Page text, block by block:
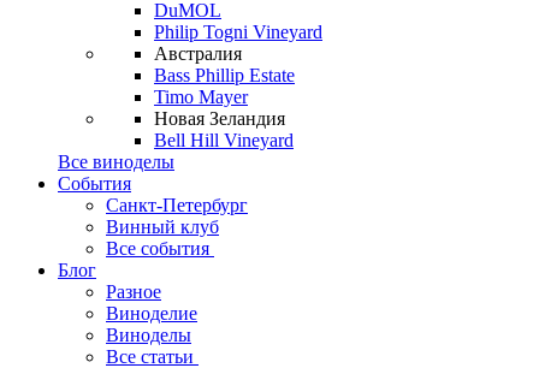
DuMOL
Philip Togni Vineyard
Австралия
Bass Phillip Estate
Timo Mayer
Новая Зеландия
Bell Hill Vineyard
Все виноделы
События
Санкт-Петербург
Винный клуб
Все события
Блог
Разное
Виноделие
Виноделы
Все статьи